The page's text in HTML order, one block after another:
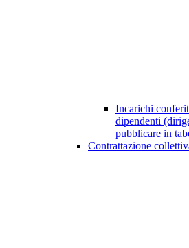
Incarichi
dipendenti
pubblicare in
Contrattazione